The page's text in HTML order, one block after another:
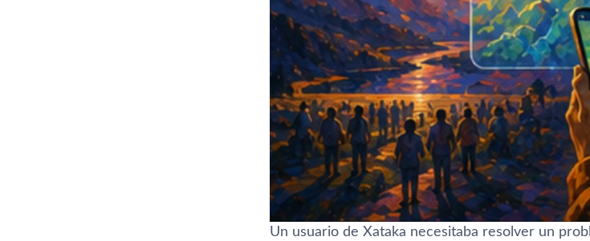
Un usuario de Xataka necesitaba resolver un